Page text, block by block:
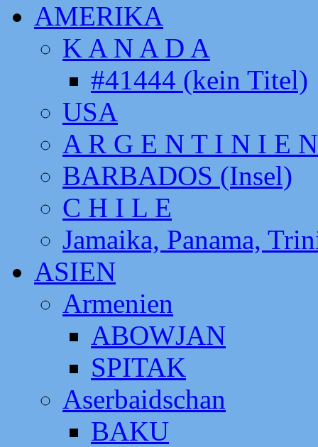
AMERIKA
K A N A D A
#41444 (kein Titel)
USA
A R G E N T I N I E N
BARBADOS (Insel)
C H I L E
Jamaika, Panama,
ASIEN
Armenien
ABOWJAN
SPITAK
Aserbaidschan
BAKU